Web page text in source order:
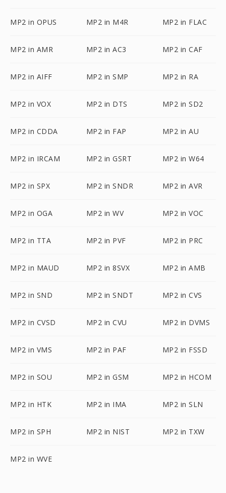
MP2 in OPUS MP2 in M4R MP2 in FLAC
MP2 in AMR MP2 in AC3 MP2 in CAF
MP2 in AIFF MP2 in SMP MP2 in RA
MP2 in VOX MP2 in DTS MP2 in SD2
MP2 in CDDA MP2 in FAP MP2 in AU
MP2 in IRCAM MP2 in GSRT MP2 in W64
MP2 in SPX MP2 in SNDR MP2 in AVR
MP2 in OGA MP2 in WV MP2 in VOC
MP2 in TTA MP2 in PVF MP2 in PRC
MP2 in MAUD MP2 in 8SVX MP2 in AMB
MP2 in SND MP2 in SNDT MP2 in CVS
MP2 in CVSD MP2 in CVU MP2 in DVMS
MP2 in VMS MP2 in PAF MP2 in FSSD
MP2 in SOU MP2 in GSM MP2 in HCOM
MP2 in HTK MP2 in IMA MP2 in SLN
MP2 in SPH MP2 in NIST MP2 in TXW
MP2 in WVE